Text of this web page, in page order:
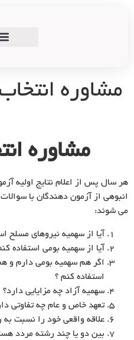
مشاوره
مشاوره
هر سال پس از اعلام نتایج اولیه
انبوهى از آزمون دهندگان با
مى شوند:
آیا از سهمیه نیروهاى مسلح
آیا از سهمیه بومى استفاده
اگر هم سهمیه بومى دارم و
استفاده کنم ؟
سهمیه آزاد چه مزایایى دارد؟
تعهد خاص و عام چه تفاوتى
علاقه واقعى خود را نسبت به
بین دو یا چند رشته مردد